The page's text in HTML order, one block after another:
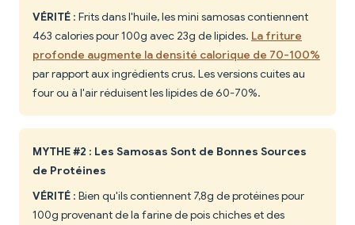
VÉRITÉ : Frits dans l'huile, les mini samosas contiennent
463 calories pour 100g avec 23g de lipides. La friture
profonde augmente la densité calorique de 70-100%
par rapport aux ingrédients crus. Les versions cuites au
four ou à l'air réduisent les lipides de 60-70%.
MYTHE #2 : Les Samosas Sont de Bonnes Sources
de Protéines
VÉRITÉ : Bien qu'ils contiennent 7,8g de protéines pour
100g provenant de la farine de pois chiches et des